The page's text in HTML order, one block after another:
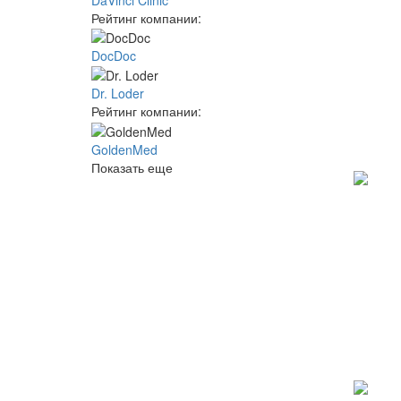
Рейтинг компании:
DocDoc
Dr. Loder
Рейтинг компании:
GoldenMed
Показать еще